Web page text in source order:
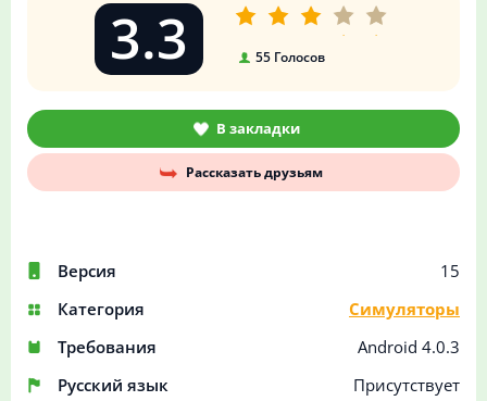
Версия
15
Категория
Симуляторы
Требования
Android 4.0.3
Русский язык
Присутствует
3.3 55 Голосов
В закладки
Рассказать друзьям